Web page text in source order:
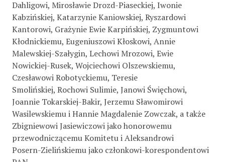
Dahligowi, Mirosławie Drozd-Piaseckiej, Iwonie
Kabzińskiej, Katarzynie Kaniowskiej, Ryszardowi
Kantorowi, Grażynie Ewie Karpińskiej, Zygmuntowi
Kłodnickiemu, Eugeniuszowi Kłoskowi, Annie
Malewskiej-Szałygin, Lechowi Mrozowi, Ewie
Nowickiej-Rusek, Wojciechowi Olszewskiemu,
Czesławowi Robotyckiemu, Teresie
Smolińskiej, Rochowi Sulimie, Janowi Święchowi,
Joannie Tokarskiej-Bakir, Jerzemu Sławomirowi
Wasilewskiemu i Hannie Magdalenie Zowczak, a także
Zbigniewowi Jasiewiczowi jako honorowemu
przewodniczącemu Komitetu i Aleksandrowi
Posern-Zielińskiemu jako członkowi-korespondentowi